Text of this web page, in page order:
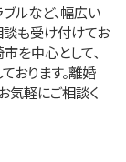
ブルなど、幅広い
談も受け付けてお
を中心として、
おります。離婚
気軽にご相談く